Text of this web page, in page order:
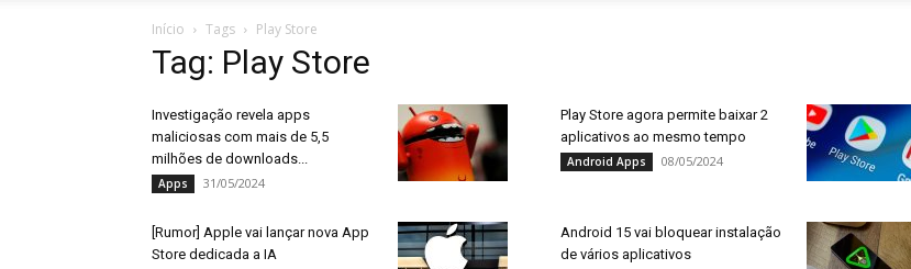
Início Tags Play Store
Tag: Play Store
Investigação revela apps
maliciosas com mais de 5,5
milhões de downloads...
Apps 31/05/2024
Play Store agora permite baixar 2
aplicativos ao mesmo tempo
Android Apps 08/05/2024
[Rumor] Apple vai lançar nova App
Store dedicada a IA
Android 15 vai bloquear instalação
de vários aplicativos